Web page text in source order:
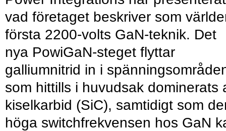
vad företaget beskriver som
första 2200-volts GaN-teknik. Det
nya PowiGaN-steget flyttar
galliumnitrid in i
som hittills i huvudsak dominerats
kiselkarbid (SiC), samtidigt som
höga switchfrekvensen hos GaN